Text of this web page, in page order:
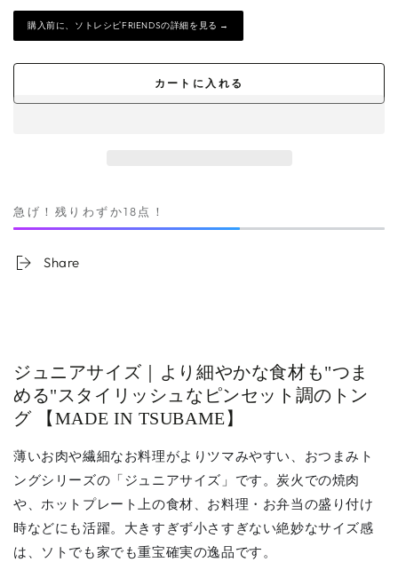
購入前に、ソトレシピFRIENDSの詳細を見る →
カートに入れる
急げ！残りわずか18点！
Share
ジュニアサイズ｜より細やかな食材も"つま
める"スタイリッシュなピンセット調のトン
グ
【MADE IN TSUBAME】
薄いお肉や繊細なお料理がよりツマみやすい、おつまみト
ングシリーズの「ジュニアサイズ」です。炭火での焼肉
や、ホットプレート上の食材、お料理・お弁当の盛り付け
時などにも活躍。 大きすぎず小さすぎない絶妙なサイズ感
は、ソトでも家でも重宝確実の逸品です。